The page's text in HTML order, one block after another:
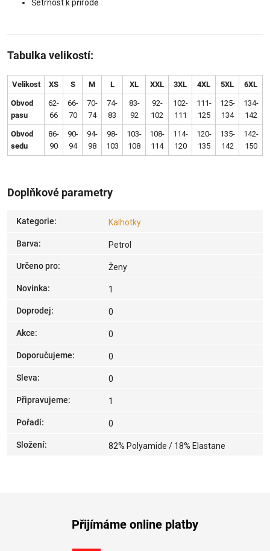
Šetrnost k přírodě
Tabulka velikostí:
Velikost XS S M L XL XXL 3XL 4XL 5XL 6XL
Obvod
pasu
62-
66
66-
70
70-
74
74-
83
83-
92
92-
102
102-
111
111-
125
125-
134
134-
142
Obvod
sedu
86-
90
90-
94
94-
98
98-
103
103-
108
108-
114
114-
120
120-
135
135-
142
142-
150
Doplňkové parametry
Kategorie: Kalhotky
Barva: Petrol
Určeno pro: Ženy
Novinka: 1
Doprodej: 0
Akce: 0
Doporučujeme: 0
Sleva: 0
Připravujeme: 1
Pořadí: 0
Složení: 82% Polyamide / 18% Elastane
Přijímáme online platby